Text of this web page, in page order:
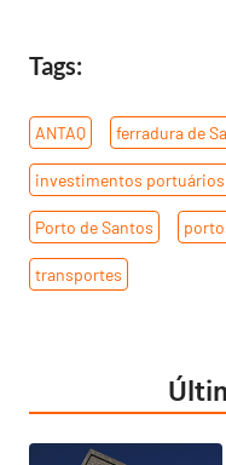
Tags:
ANTAQ ferradura de
investimentos portuários
Porto de Santos
transportes